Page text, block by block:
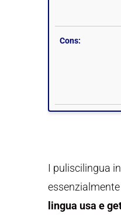
Cons:
I puliscilingua
essenzialmente
lingua usa e